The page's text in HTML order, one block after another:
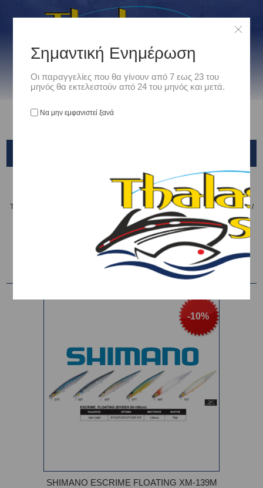
Είδη Αλιείας /
ΤΕΧΝΗΤΑ ΔΟΛΩΜΑΤΑ - ΤΣΑΠΑΡΙ - ΚΑΛΑΜΑΡΙΕΡΕΣ / ΤΕΧΝΗΤΑ ΨΑΡΑΚΙΑ /
SHIMANO ESCRIME FLOATING XM-139M
Ταξινόμηση ανά
-10%
SHIMANO ESCRIME FLOATING XM-139M
Σημαντική Ενημέρωση
Οι παραγγελίες που θα γίνουν από 7 εως 23 του
μηνός θα εκτελεστούν από 24 του μηνός και μετά.
Να μην εμφανιστεί ξανά